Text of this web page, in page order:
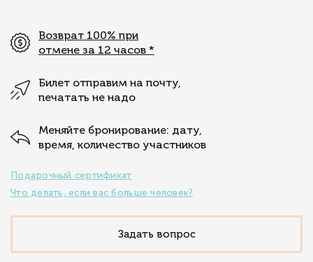
Возврат 100% при
отмене за 12 часов *
Билет отправим на почту,
печатать не надо
Меняйте бронирование: дату,
время, количество участников
Подарочный сертификат
Что делать, если вас больше человек?
Задать вопрос